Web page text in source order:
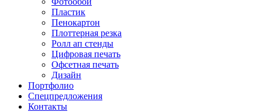
Пластик
Пенокартон
Плоттерная резка
Ролл ап стенды
Цифровая печать
Офсетная печать
Дизайн
Портфолио
Спецпредложения
Контакты